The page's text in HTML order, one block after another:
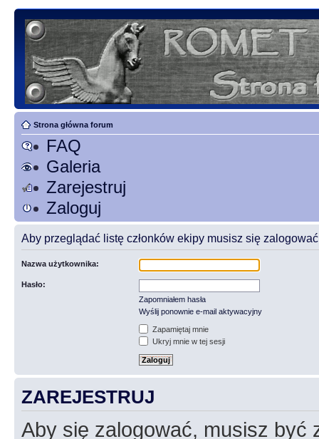
Strona główna forum
FAQ
Galeria
Zarejestruj
Zaloguj
Aby przeglądać listę członków ekipy musisz się
Nazwa użytkownika:
Hasło:
Zapomniałem hasła
Wyślij ponownie e-mail aktywacyjny
Zapamiętaj mnie
Ukryj mnie w tej sesji
ZAREJESTRUJ
Aby się zalogować, musisz być